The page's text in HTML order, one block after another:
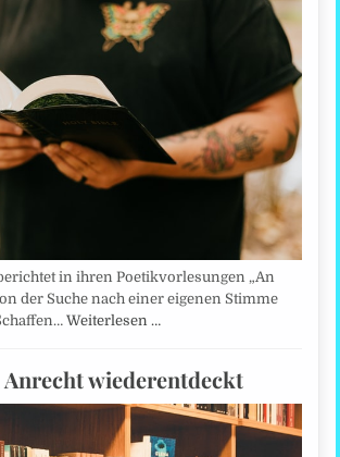
in ihren Poetikvorlesungen „An
der Suche nach einer eigenen Stimme
Weiterlesen …
wiederentdeckt